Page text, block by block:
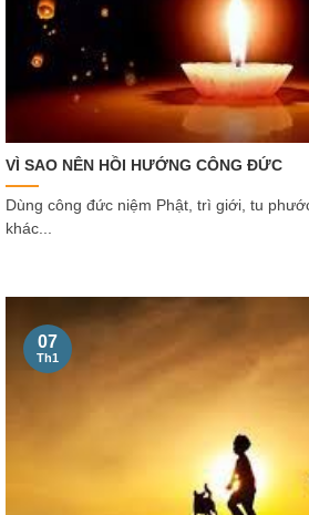
VÌ SAO NÊN HỒI HƯỚNG CÔNG ĐỨC
Dùng công đức niệm Phật, trì giới, tu
khác...
07
Th1